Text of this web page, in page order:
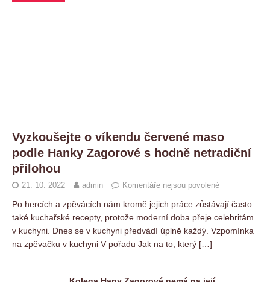
Vyzkoušejte o víkendu červené maso
podle Hanky Zagorové s hodně netradiční
přílohou
21. 10. 2022 admin Komentáře nejsou povolené
Po hercích a zpěvácích nám kromě jejich práce zůstávají často
také kuchařské recepty, protože moderní doba přeje celebritám
v kuchyni. Dnes se v kuchyni předvádí úplně každý. Vzpomínka
na zpěvačku v kuchyni V pořadu Jak na to, který […]